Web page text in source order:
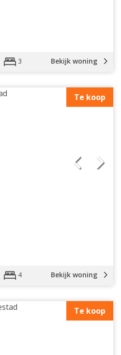
3 Bekijk woning
Te koop
4 Bekijk woning
Te koop